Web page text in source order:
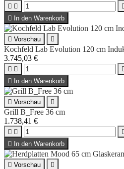
 
 In den Warenkorb
 Vorschau 
Kochfeld Lab Evolution 120 cm
3.745,03 €
 
 In den Warenkorb
 Vorschau 
Grill B_Free 36 cm
1.738,41 €
 
 In den Warenkorb
 Vorschau 